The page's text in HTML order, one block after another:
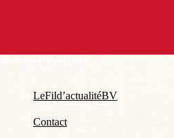
Le Fil d’actualité BV
Contact